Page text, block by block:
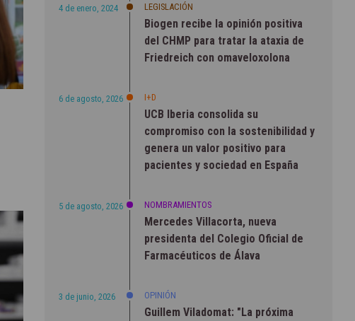
4 de enero, 2024 LEGISLACIÓN
Biogen recibe la opinión positiva
del CHMP para tratar la ataxia de
Friedreich con omaveloxolona
6 de agosto, 2026 I+D
UCB Iberia consolida su
compromiso con la sostenibilidad y
genera un valor positivo para
pacientes y sociedad en España
5 de agosto, 2026 NOMBRAMIENTOS
Mercedes Villacorta, nueva
presidenta del Colegio Oficial de
Farmacéuticos de Álava
3 de junio, 2026 OPINIÓN
Guillem Viladomat: "La próxima